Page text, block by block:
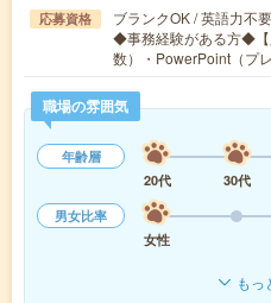
応募資格
ブランクOK / 英語力不要
◆事務経験がある方◆【
数）・PowerPoint（
職場の雰囲気
年齢層
20代
30代
男女比率
女性
もっ